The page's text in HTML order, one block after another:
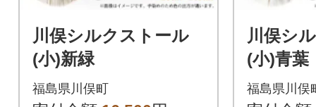
川俣シルクストール
(小)新緑
福島県川俣町
川俣シ
(小)青葉
福島県川俣